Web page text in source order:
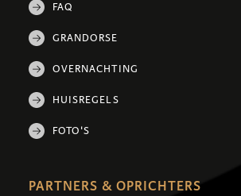
FAQ
GRANDORSE
OVERNACHTING
HUISREGELS
FOTO'S
PARTNERS & OPRICHTERS